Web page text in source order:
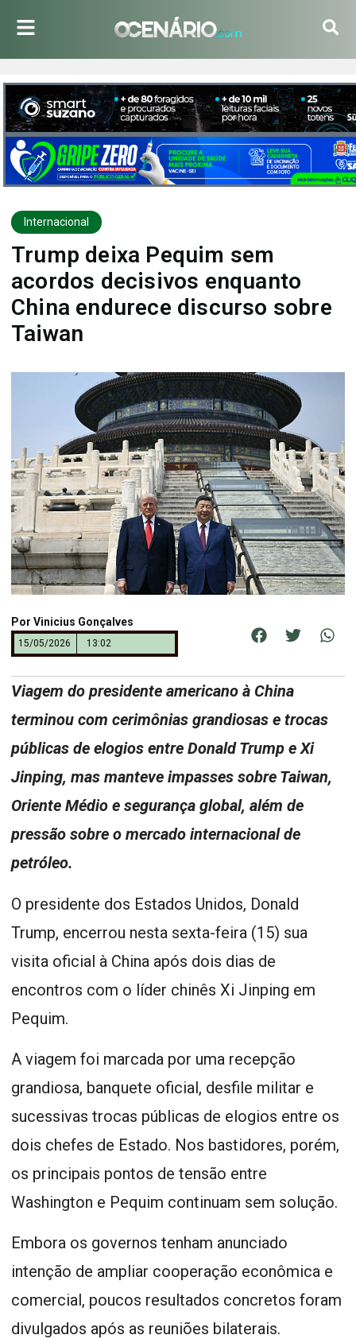
Internacional
Trump deixa Pequim sem
acordos decisivos enquanto
China endurece discurso sobre
Taiwan
Por Vinicius Gonçalves
15/05/2026 13:02
Viagem do presidente americano à China
terminou com cerimônias grandiosas e trocas
públicas de elogios entre Donald Trump e Xi
Jinping, mas manteve impasses sobre Taiwan,
Oriente Médio e segurança global, além de
pressão sobre o mercado internacional de
petróleo.
O presidente dos Estados Unidos, Donald
Trump, encerrou nesta sexta-feira (15) sua
visita oficial à China após dois dias de
encontros com o líder chinês Xi Jinping em
Pequim.
A viagem foi marcada por uma recepção
grandiosa, banquete oficial, desfile militar e
sucessivas trocas públicas de elogios entre os
dois chefes de Estado. Nos bastidores, porém,
os principais pontos de tensão entre
Washington e Pequim continuam sem solução.
Embora os governos tenham anunciado
intenção de ampliar cooperação econômica e
comercial, poucos resultados concretos foram
divulgados após as reuniões bilaterais.